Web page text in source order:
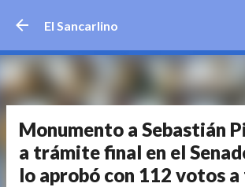
El Sancarlino
Monumento a Sebastián
a trámite final en el
lo aprobó con 112 votos